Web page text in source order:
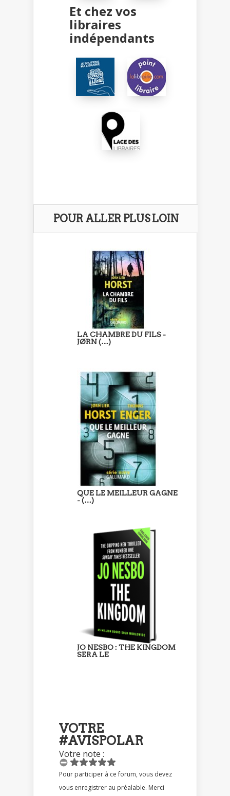
Et chez vos
libraires
indépendants
POUR ALLER PLUS LOIN
LA CHAMBRE DU FILS -
JØRN (…)
QUE LE MEILLEUR GAGNE
- (…)
JO NESBO : THE KINGDOM
SERA LE
VOTRE
#AVISPOLAR
Votre note :
Pour participer à ce forum, vous devez
vous enregistrer au préalable. Merci